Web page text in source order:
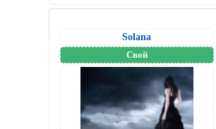
Solana
Свой